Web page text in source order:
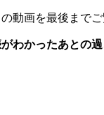
の動画を最後まで
わかったあとの